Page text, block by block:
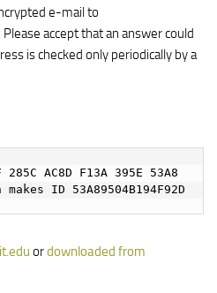
e-mail to
accept that an answer could
is checked only periodically by a
AC8D F13A 395E 53A8
ID 53A89504B194F92D
ordownloaded from